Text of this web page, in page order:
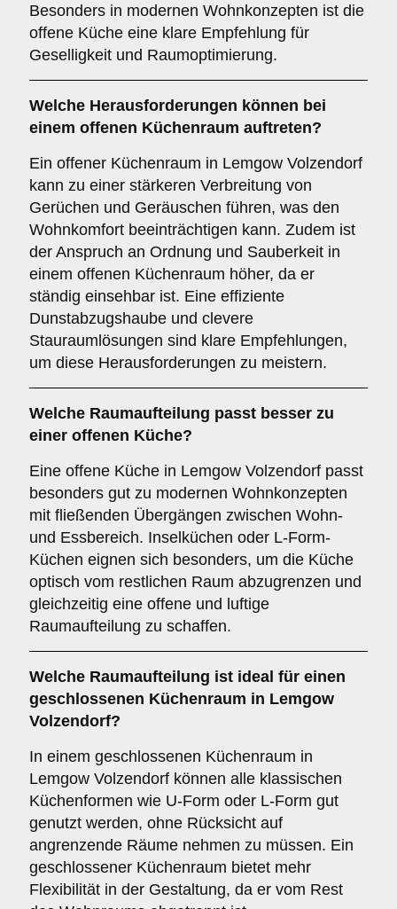
Besonders in modernen Wohnkonzepten ist die
offene Küche eine klare Empfehlung für
Geselligkeit und Raumoptimierung.
Welche Herausforderungen können bei
einem offenen Küchenraum auftreten?
Ein offener Küchenraum in Lemgow Volzendorf
kann zu einer stärkeren Verbreitung von
Gerüchen und Geräuschen führen, was den
Wohnkomfort beeinträchtigen kann. Zudem ist
der Anspruch an Ordnung und Sauberkeit in
einem offenen Küchenraum höher, da er
ständig einsehbar ist. Eine effiziente
Dunstabzugshaube und clevere
Stauraumlösungen sind klare Empfehlungen,
um diese Herausforderungen zu meistern.
Welche Raumaufteilung passt besser zu
einer offenen Küche?
Eine offene Küche in Lemgow Volzendorf passt
besonders gut zu modernen Wohnkonzepten
mit fließenden Übergängen zwischen Wohn-
und Essbereich. Inselküchen oder L-Form-
Küchen eignen sich besonders, um die Küche
optisch vom restlichen Raum abzugrenzen und
gleichzeitig eine offene und luftige
Raumaufteilung zu schaffen.
Welche Raumaufteilung ist ideal für einen
geschlossenen Küchenraum in Lemgow
Volzendorf?
In einem geschlossenen Küchenraum in
Lemgow Volzendorf können alle klassischen
Küchenformen wie U-Form oder L-Form gut
genutzt werden, ohne Rücksicht auf
angrenzende Räume nehmen zu müssen. Ein
geschlossener Küchenraum bietet mehr
Flexibilität in der Gestaltung, da er vom Rest